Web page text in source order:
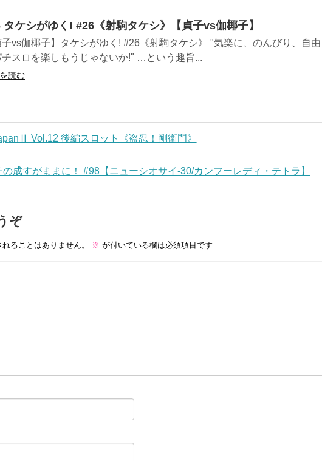
タケシがゆく! #26《射駒タケシ》【貞子vs伽椰子】
子vs伽椰子】タケシがゆく! #26《射駒タケシ》 "気楽に、のんびり、自由
チスロを楽しもうじゃないか!" …という趣旨...
読む
Vol.12 後編スロット《盗忍！剛衛門》
成すがままに！ #98【ニューシオサイ-30/カンフーレディ・テトラ】
ぞ
ることはありません。 ※ が付いている欄は必須項目です